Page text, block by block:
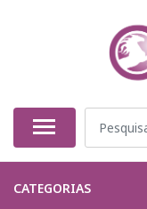
CATEGORIAS